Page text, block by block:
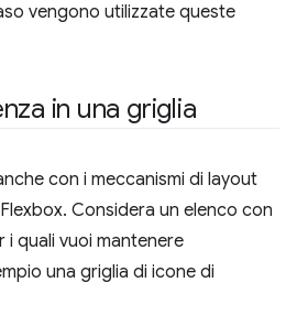
vengono utilizzate queste
in una griglia
con i meccanismi di layout
Considera un elenco con
i quali vuoi mantenere
una griglia di icone di